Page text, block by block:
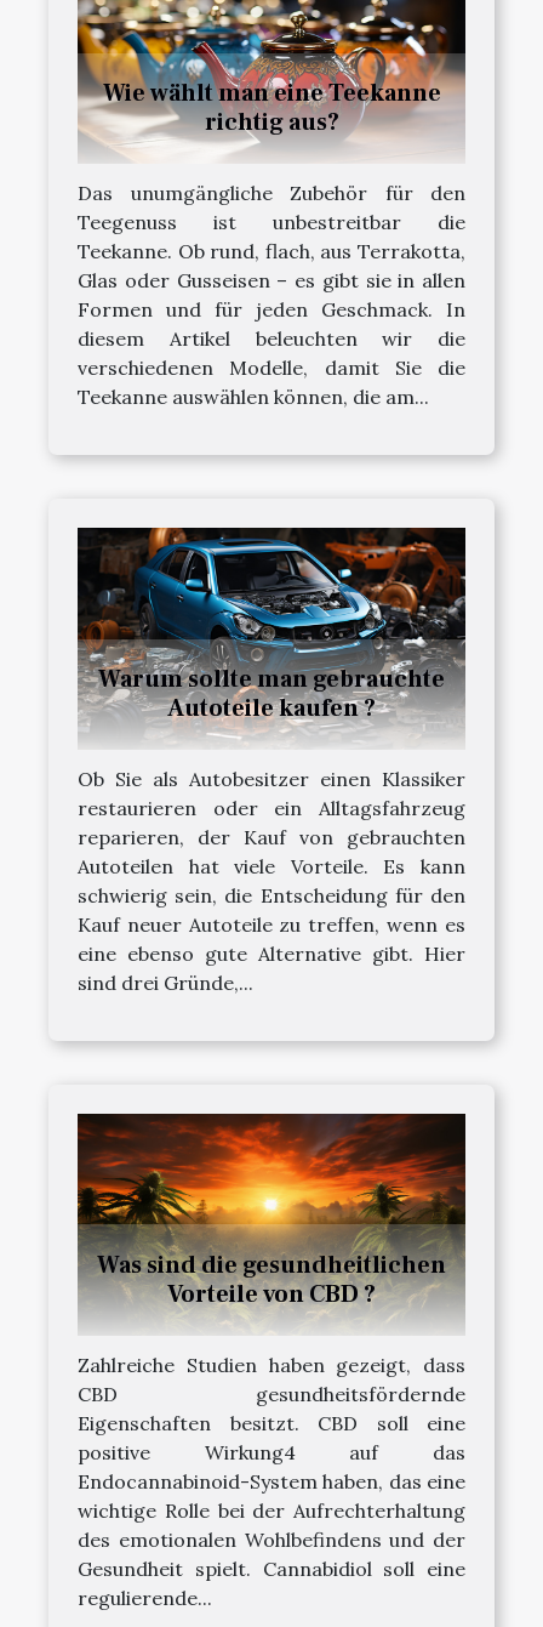
Wie wählt man eine Teekanne
richtig aus?
Das unumgängliche Zubehör für den
Teegenuss ist unbestreitbar die
Teekanne. Ob rund, flach, aus Terrakotta,
Glas oder Gusseisen – es gibt sie in allen
Formen und für jeden Geschmack. In
diesem Artikel beleuchten wir die
verschiedenen Modelle, damit Sie die
Teekanne auswählen können, die am...
Warum sollte man gebrauchte
Autoteile kaufen ?
Ob Sie als Autobesitzer einen Klassiker
restaurieren oder ein Alltagsfahrzeug
reparieren, der Kauf von gebrauchten
Autoteilen hat viele Vorteile. Es kann
schwierig sein, die Entscheidung für den
Kauf neuer Autoteile zu treffen, wenn es
eine ebenso gute Alternative gibt. Hier
sind drei Gründe,...
Was sind die gesundheitlichen
Vorteile von CBD ?
Zahlreiche Studien haben gezeigt, dass
CBD gesundheitsfördernde
Eigenschaften besitzt. CBD soll eine
positive Wirkung4 auf das
Endocannabinoid-System haben, das eine
wichtige Rolle bei der Aufrechterhaltung
des emotionalen Wohlbefindens und der
Gesundheit spielt. Cannabidiol soll eine
regulierende...